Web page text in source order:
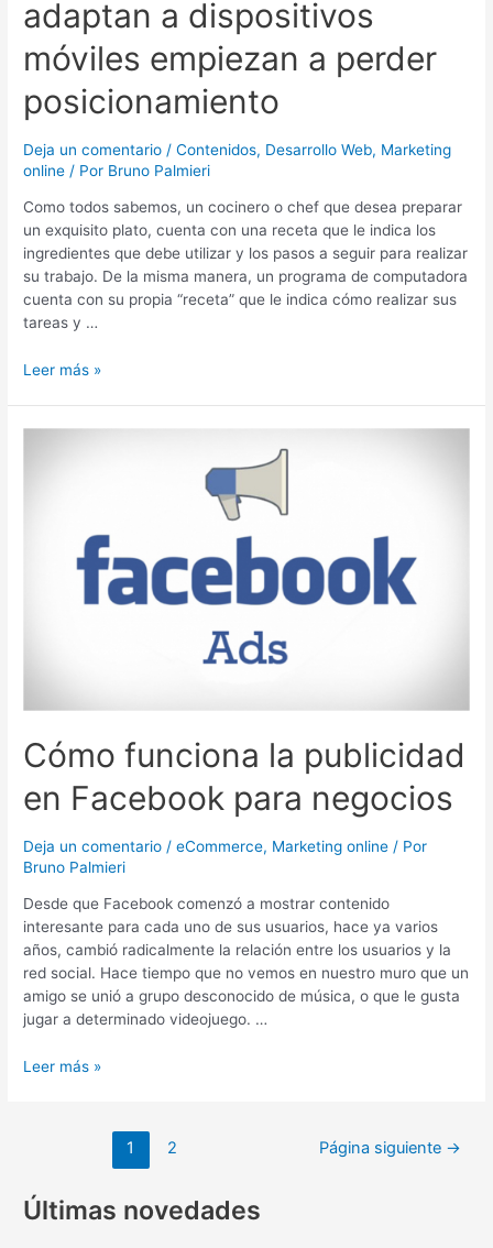
adaptan a dispositivos
móviles empiezan a perder
posicionamiento
Deja un comentario /Contenidos, Desarrollo Web, Marketing
online / Por Bruno Palmieri
Como todos sabemos, un cocinero o chef que desea preparar
un exquisito plato, cuenta con una receta que le indica los
ingredientes que debe utilizar y los pasos a seguir para realizar
su trabajo. De la misma manera, un programa de computadora
cuenta con su propia “receta” que le indica cómo realizar sus
tareas y …
Leer más »
Cómo funciona la publicidad
en Facebook para negocios
Deja un comentario /eCommerce, Marketing online / Por
Bruno Palmieri
Desde que Facebook comenzó a mostrar contenido
interesante para cada uno de sus usuarios, hace ya varios
años, cambió radicalmente la relación entre los usuarios y la
red social. Hace tiempo que no vemos en nuestro muro que un
amigo se unió a grupo desconocido de música, o que le gusta
jugar a determinado videojuego. …
Facebook
negocios
Leer más »
1 2 Página siguiente →
Últimas novedades